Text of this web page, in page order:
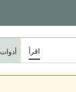
اقرأ أدوات